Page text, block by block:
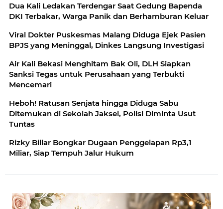
Dua Kali Ledakan Terdengar Saat Gedung Bapenda
DKI Terbakar, Warga Panik dan Berhamburan Keluar
Viral Dokter Puskesmas Malang Diduga Ejek Pasien
BPJS yang Meninggal, Dinkes Langsung Investigasi
Air Kali Bekasi Menghitam Bak Oli, DLH Siapkan
Sanksi Tegas untuk Perusahaan yang Terbukti
Mencemari
Heboh! Ratusan Senjata hingga Diduga Sabu
Ditemukan di Sekolah Jaksel, Polisi Diminta Usut
Tuntas
Rizky Billar Bongkar Dugaan Penggelapan Rp3,1
Miliar, Siap Tempuh Jalur Hukum